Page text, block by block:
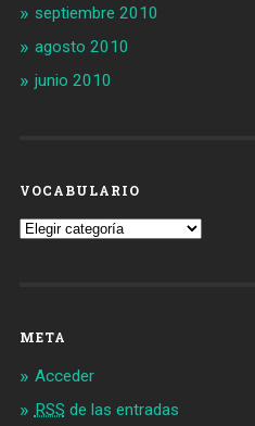
septiembre 2010
agosto 2010
junio 2010
VOCABULARIO
Vocabulario
META
Acceder
RSS de las entradas